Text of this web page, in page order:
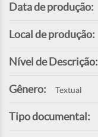
Data de produção:
Local de produção:
Nível de Descrição:
Gênero: Textual
Tipo documental: